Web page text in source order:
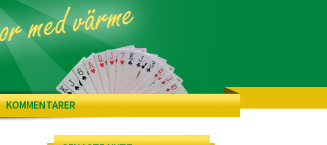
KOMMENTARER